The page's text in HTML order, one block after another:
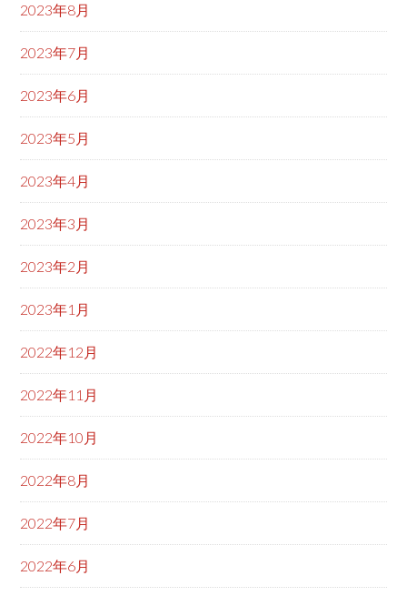
2023年8月
2023年7月
2023年6月
2023年5月
2023年4月
2023年3月
2023年2月
2023年1月
2022年12月
2022年11月
2022年10月
2022年8月
2022年7月
2022年6月